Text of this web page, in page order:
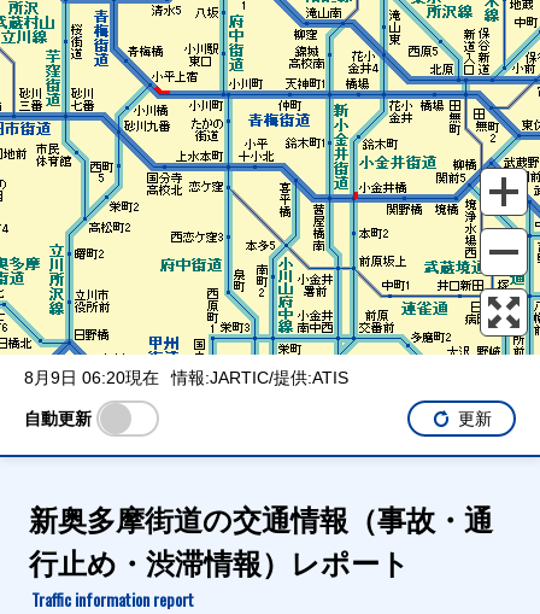
混雑 通行止め
チェーン規制等
調整中
規制情報
事故 通行止め
8月9日 06:20現在 情報:JARTIC/提供:ATIS
自動更新 更新
新奥多摩街道の交通情報（事故・通
行止め・渋滞情報）レポート
Traffic information report